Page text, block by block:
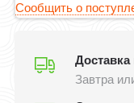
Сообщить о
Доставка
Завтра